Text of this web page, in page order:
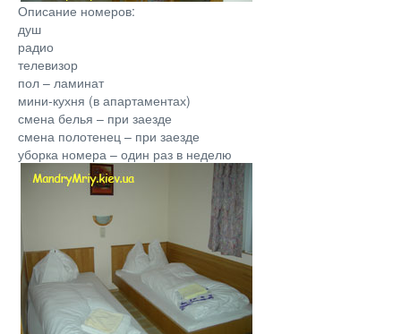
Описание номеров:
душ
радио
телевизор
пол – ламинат
мини-кухня (в апартаментах)
смена белья – при заезде
смена полотенец – при заезде
уборка номера – один раз в неделю